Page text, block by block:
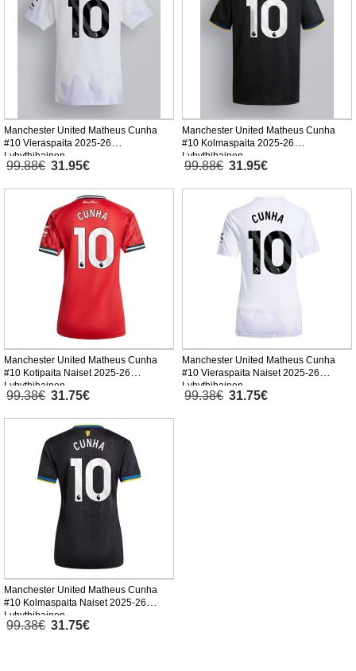
Manchester United Matheus Cunha
#10 Vieraspaita 2025-26
Lyhythihainen
99.88€ 31.95€
Manchester United Matheus Cunha
#10 Kolmaspaita 2025-26
Lyhythihainen
99.88€ 31.95€
Manchester United Matheus Cunha
#10 Kotipaita Naiset 2025-26
Lyhythihainen
99.38€ 31.75€
Manchester United Matheus Cunha
#10 Vieraspaita Naiset 2025-26
Lyhythihainen
99.38€ 31.75€
Manchester United Matheus Cunha
#10 Kolmaspaita Naiset 2025-26
Lyhythihainen
99.38€ 31.75€